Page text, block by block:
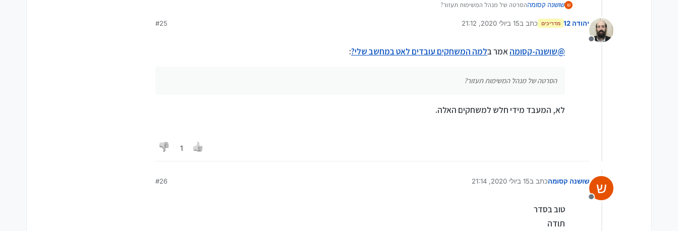
ש שושנה קסומההסרטה של מנהל המשימות תעזור?
מנותק
יהודה 12 מדריכים כתב ב15 ביולי 2020, 21:12
נערך לאחרונה על ידי
#25
@שושנה-קסומהאמר בלמה המשחקים עובדים לאט במחשב שלי?:
הסרטה של מנהל המשימות תעזור?
לא, המעבד מידי חלש למשחקים האלה.
1
ש
מנותק
שושנה קסומהכתב ב15 ביולי 2020, 21:14
נערך לאחרונה על ידי
#26
טוב בסדר
תודה